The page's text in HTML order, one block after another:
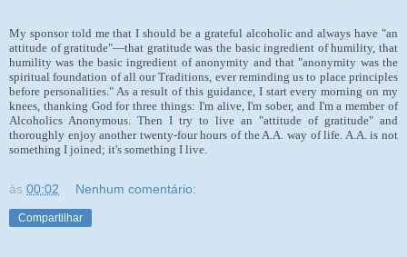
My sponsor told me that I should be a grateful alcoholic and always have "an
attitude of gratitude"—that gratitude was the basic ingredient of humility, that
humility was the basic ingredient of anonymity and that "anonymity was the
spiritual foundation of all our Traditions, ever reminding us to place principles
before personalities." As a result of this guidance, I start every morning on my
knees, thanking God for three things: I'm alive, I'm sober, and I'm a member of
Alcoholics Anonymous. Then I try to live an "attitude of gratitude" and
thoroughly enjoy another twenty-four hours of the A.A. way of life. A.A. is not
something I joined; it's something I live.
às 00:02 Nenhum comentário:
Compartilhar